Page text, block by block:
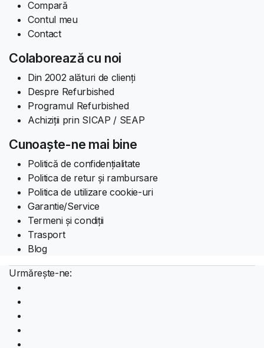
Compară
Contul meu
Contact
Colaborează cu noi
Din 2002 alături de clienți
Despre Refurbished
Programul Refurbished
Achiziții prin SICAP / SEAP
Cunoaște-ne mai bine
Politică de confidențialitate
Politica de retur și rambursare
Politica de utilizare cookie-uri
Garantie/Service
Termeni și condiții
Trasport
Blog
Urmărește-ne: